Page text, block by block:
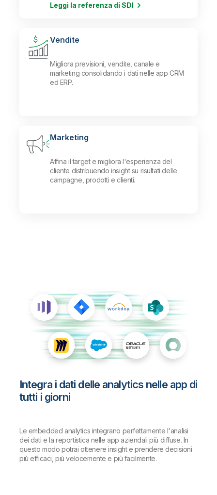
Leggi la referenza di SDI
Vendite
Migliora previsioni, vendite, canale e
marketing consolidando i dati nelle app CRM
ed ERP.
Marketing
Affina il target e migliora l'esperienza del
cliente distribuendo insight su risultati delle
campagne, prodotti e clienti.
Integra i dati delle analytics nelle app di
tutti i giorni
Le embedded analytics integrano perfettamente l'analisi
dei dati e la reportistica nelle app aziendali più diffuse. In
questo modo potrai ottenere insight e prendere decisioni
più efficaci, più velocemente e più facilmente.